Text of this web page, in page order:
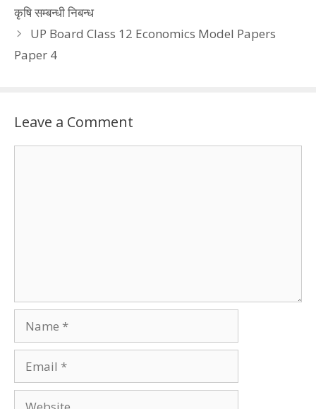
कृषि सम्बन्धी निबन्ध
UP Board Class 12 Economics Model Papers
Paper 4
Leave a Comment